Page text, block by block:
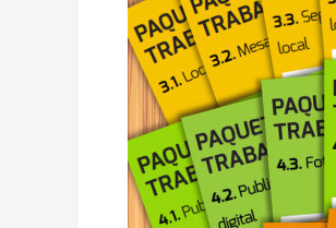
BreakingDown®:
La
Línea
Base
Integrada